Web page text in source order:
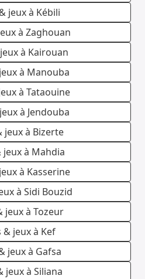
jeux à Kébili
à Zaghouan
à Kairouan
à Manouba
à Tataouine
à Jendouba
jeux à Bizerte
jeux à Mahdia
à Kasserine
à Sidi Bouzid
jeux à Tozeur
& jeux à Kef
jeux à Gafsa
jeux à Siliana